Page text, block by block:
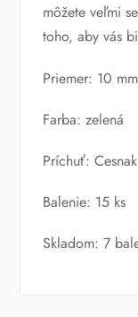
môžete veľmi
toho, aby vás
Priemer: 10 mm
Farba: zelená
Príchuť: Cesnak
Balenie: 15 ks
Skladom: 7